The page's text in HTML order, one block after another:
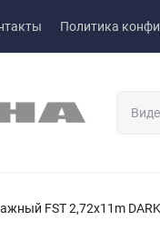
Политика
FST 2,72x11m